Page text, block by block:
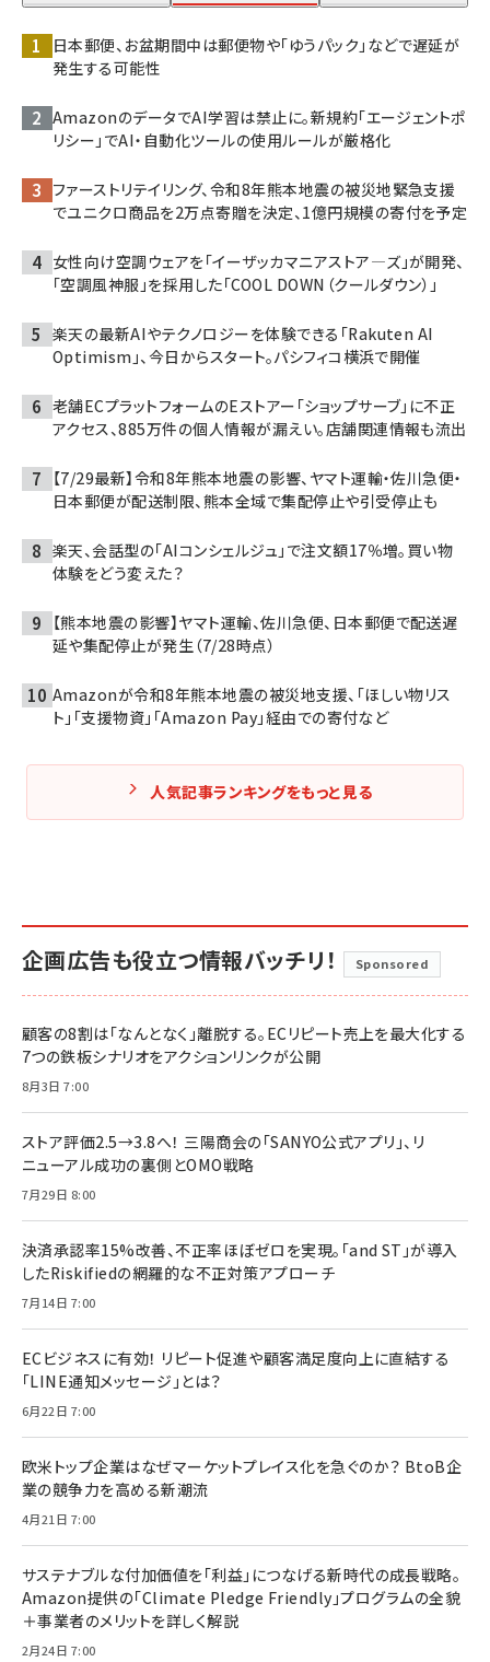
日本郵便、お盆期間中は郵便物や「ゆうパック」などで遅延が
発生する可能性
AmazonのデータでAI学習は禁止に。新規約「エージェントポ
リシー」でAI・自動化ツールの使用ルールが厳格化
ファーストリテイリング、令和8年熊本地震の被災地緊急支援
でユニクロ商品を2万点寄贈を決定、1億円規模の寄付を予定
女性向け空調ウェアを「イーザッカマニアストア―ズ」が開発、
「空調風神服」を採用した「COOL DOWN（クールダウン）」
楽天の最新AIやテクノロジーを体験できる「Rakuten AI
Optimism」、今日からスタート。パシフィコ横浜で開催
老舗ECプラットフォームのEストアー「ショップサーブ」に不正
アクセス、885万件の個人情報が漏えい。店舗関連情報も流出
【7/29最新】令和8年熊本地震の影響、ヤマト運輸・佐川急便・
日本郵便が配送制限、熊本全域で集配停止や引受停止も
楽天、会話型の「AIコンシェルジュ」で注文額17％増。買い物
体験をどう変えた？
【熊本地震の影響】ヤマト運輸、佐川急便、日本郵便で配送遅
延や集配停止が発生（7/28時点）
Amazonが令和8年熊本地震の被災地支援、「ほしい物リス
ト」「支援物資」「Amazon Pay」経由での寄付など
人気記事ランキングをもっと見る
企画広告も役立つ情報バッチリ！ Sponsored
顧客の8割は「なんとなく」離脱する。ECリピート売上を最大化する
7つの鉄板シナリオをアクションリンクが公開
8月3日 7:00
ストア評価2.5→3.8へ！ 三陽商会の「SANYO公式アプリ」、リ
ニューアル成功の裏側とOMO戦略
7月29日 8:00
決済承認率15%改善、不正率ほぼゼロを実現。「and ST」が導入
したRiskifiedの網羅的な不正対策アプローチ
7月14日 7:00
ECビジネスに有効！ リピート促進や顧客満足度向上に直結する
「LINE通知メッセージ」とは？
6月22日 7:00
欧米トップ企業はなぜマーケットプレイス化を急ぐのか？ BtoB企
業の競争力を高める新潮流
4月21日 7:00
サステナブルな付加価値を「利益」につなげる新時代の成長戦略。
Amazon提供の「Climate Pledge Friendly」プログラムの全貌
＋事業者のメリットを詳しく解説
2月24日 7:00